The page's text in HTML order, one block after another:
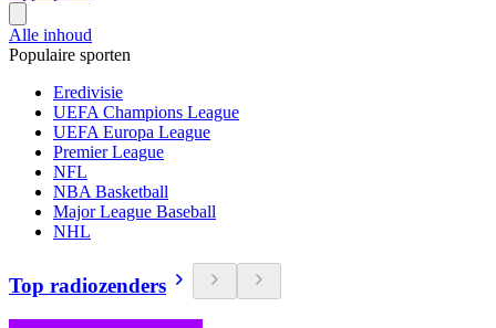
Alle inhoud
Populaire sporten
Eredivisie
UEFA Champions League
UEFA Europa League
Premier League
NFL
NBA Basketball
Major League Baseball
NHL
Top radiozenders